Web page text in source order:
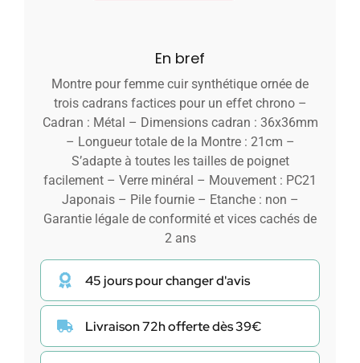
En bref
Montre pour femme cuir synthétique ornée de
trois cadrans factices pour un effet chrono –
Cadran : Métal – Dimensions cadran : 36x36mm
– Longueur totale de la Montre : 21cm –
S’adapte à toutes les tailles de poignet
facilement – Verre minéral – Mouvement : PC21
Japonais – Pile fournie – Etanche : non –
Garantie légale de conformité et vices cachés de
2 ans
45 jours pour changer d'avis
Livraison 72h offerte dès 39€